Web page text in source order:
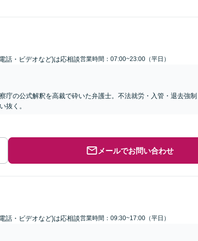
話・ビデオなど)は応相談営業時間：07:00~23:00（平日）
庁の公式解釈を高裁で砕いた弁護士。不法就労・入管・退去強
抜く。
メールでお問い合わせ
話・ビデオなど)は応相談営業時間：09:30~17:00（平日）